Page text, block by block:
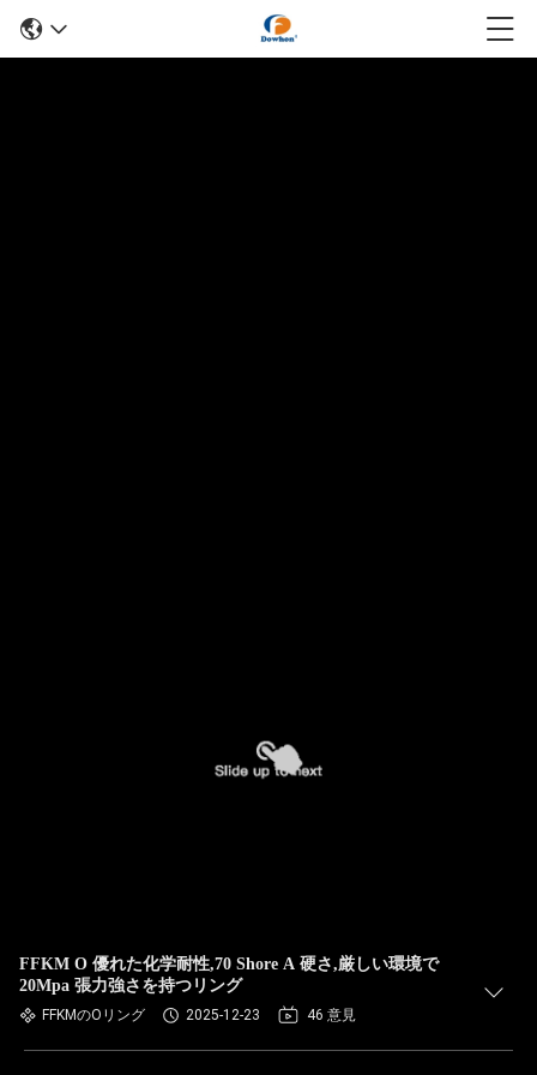
FFKM O 優れた化学耐性,70 Shore A 硬さ,厳しい環境で
20Mpa 張力強さを持つリング
FFKMのOリング 2025-12-23 46 意見